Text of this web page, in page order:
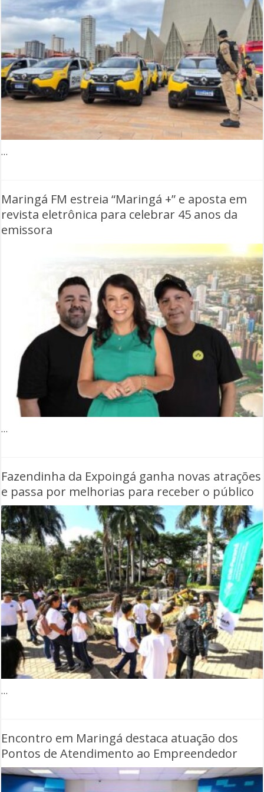
…
Maringá FM estreia “Maringá +” e aposta em
revista eletrônica para celebrar 45 anos da
emissora
…
Fazendinha da Expoingá ganha novas atrações
e passa por melhorias para receber o público
…
Encontro em Maringá destaca atuação dos
Pontos de Atendimento ao Empreendedor